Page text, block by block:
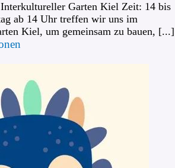
Garten Kiel Zeit: 14 bis
ab 14 Uhr treffen wir uns im
Kiel, um gemeinsam zu bauen, [...]